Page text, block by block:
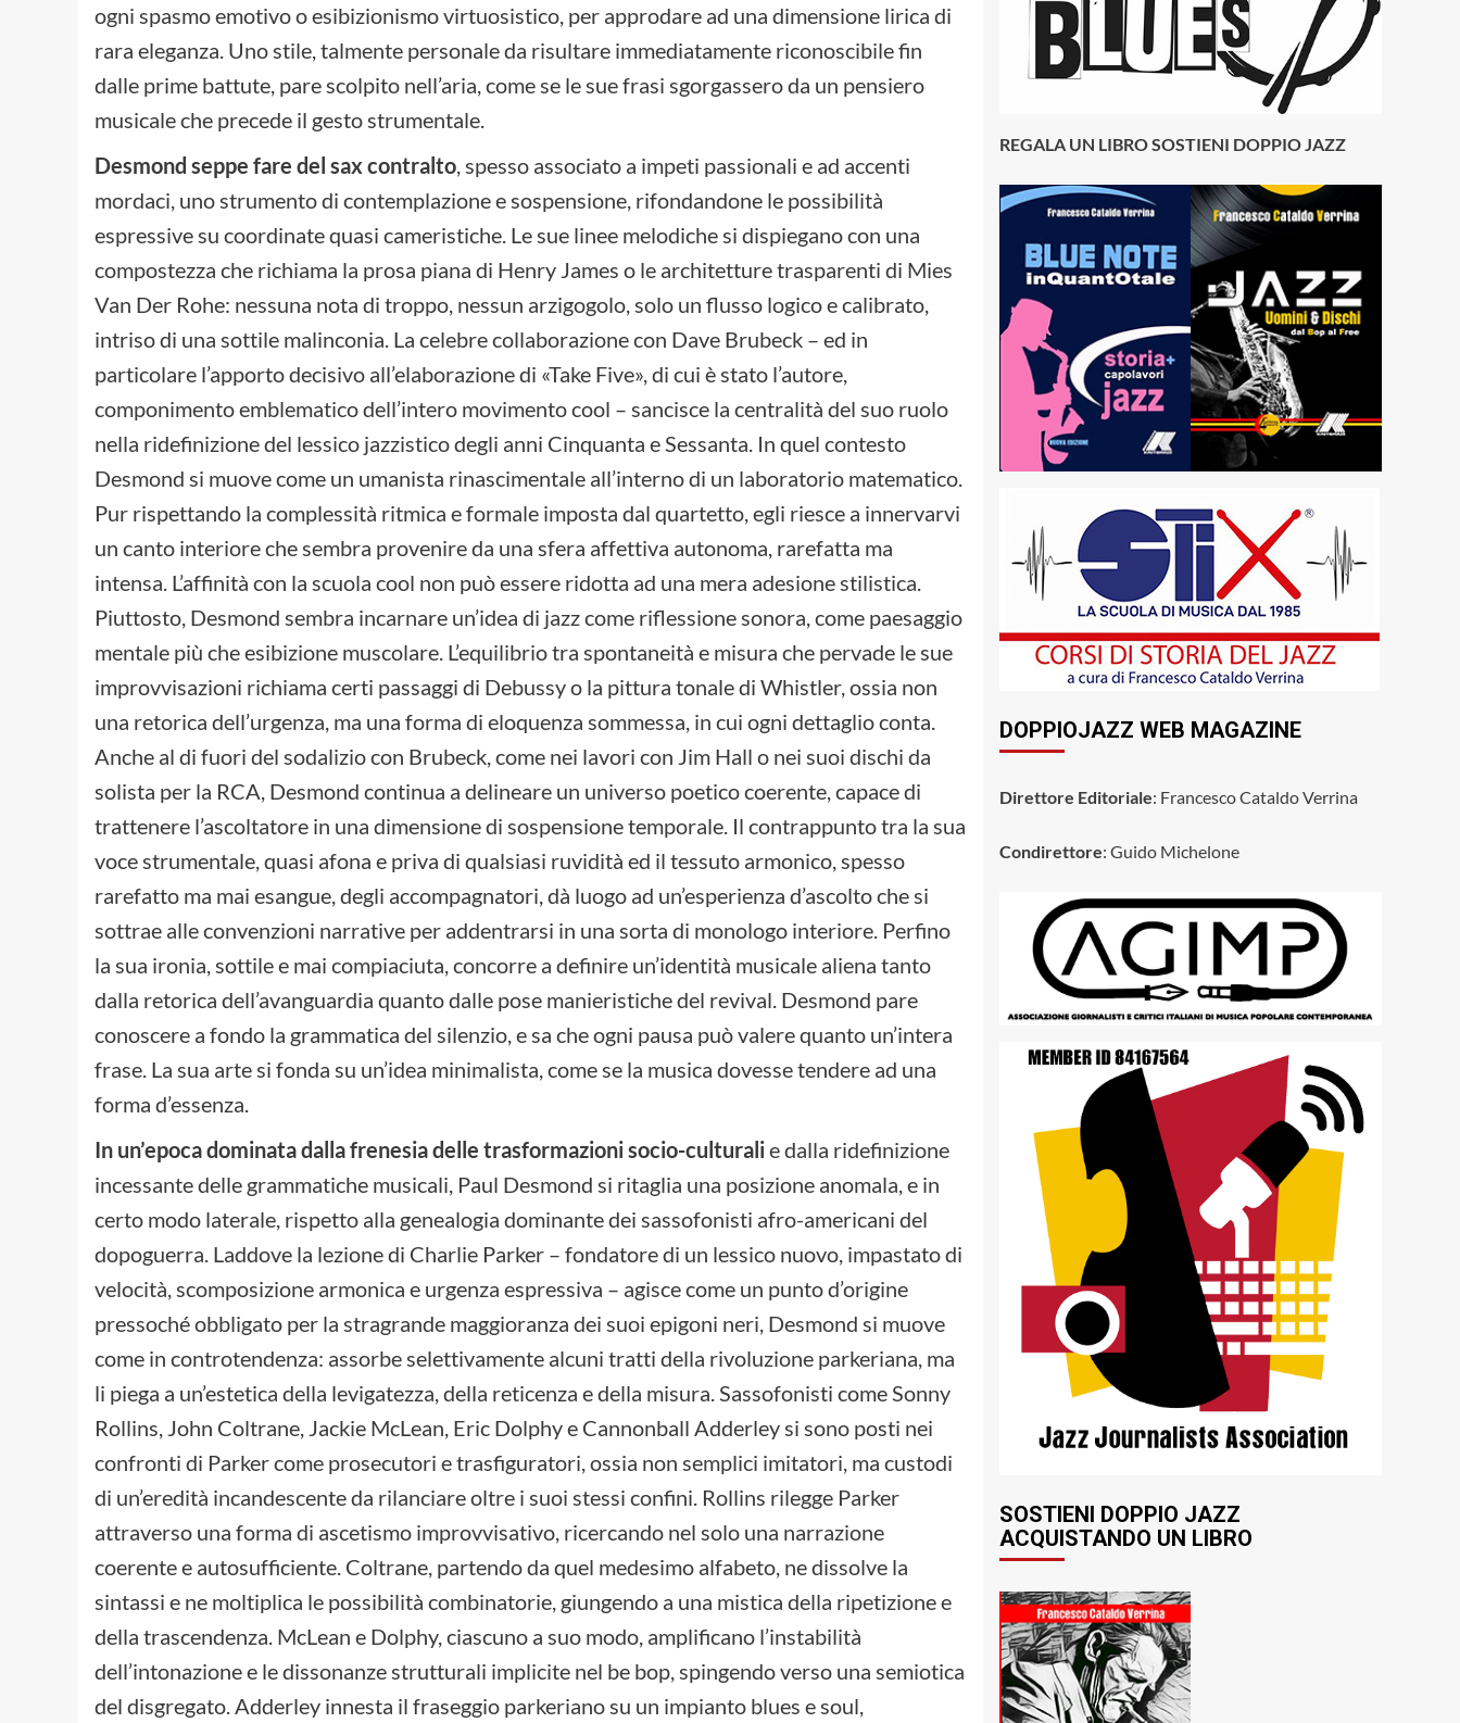
ogni spasmo emotivo o esibizionismo virtuosistico, per approdare ad una dimensione lirica di
rara eleganza. Uno stile, talmente personale da risultare immediatamente riconoscibile fin
dalle prime battute, pare scolpito nell’aria, come se le sue frasi sgorgassero da un pensiero
musicale che precede il gesto strumentale.
Desmond seppe fare del sax contralto, spesso associato a impeti passionali e ad accenti
mordaci, uno strumento di contemplazione e sospensione, rifondandone le possibilità
espressive su coordinate quasi cameristiche. Le sue linee melodiche si dispiegano con una
compostezza che richiama la prosa piana di Henry James o le architetture trasparenti di Mies
Van Der Rohe: nessuna nota di troppo, nessun arzigogolo, solo un flusso logico e calibrato,
intriso di una sottile malinconia. La celebre collaborazione con Dave Brubeck – ed in
particolare l’apporto decisivo all’elaborazione di «Take Five», di cui è stato l’autore,
componimento emblematico dell’intero movimento cool – sancisce la centralità del suo ruolo
nella ridefinizione del lessico jazzistico degli anni Cinquanta e Sessanta. In quel contesto
Desmond si muove come un umanista rinascimentale all’interno di un laboratorio matematico.
Pur rispettando la complessità ritmica e formale imposta dal quartetto, egli riesce a innervarvi
un canto interiore che sembra provenire da una sfera affettiva autonoma, rarefatta ma
intensa. L’affinità con la scuola cool non può essere ridotta ad una mera adesione stilistica.
Piuttosto, Desmond sembra incarnare un’idea di jazz come riflessione sonora, come paesaggio
mentale più che esibizione muscolare. L’equilibrio tra spontaneità e misura che pervade le sue
improvvisazioni richiama certi passaggi di Debussy o la pittura tonale di Whistler, ossia non
una retorica dell’urgenza, ma una forma di eloquenza sommessa, in cui ogni dettaglio conta.
Anche al di fuori del sodalizio con Brubeck, come nei lavori con Jim Hall o nei suoi dischi da
solista per la RCA, Desmond continua a delineare un universo poetico coerente, capace di
trattenere l’ascoltatore in una dimensione di sospensione temporale. Il contrappunto tra la sua
voce strumentale, quasi afona e priva di qualsiasi ruvidità ed il tessuto armonico, spesso
rarefatto ma mai esangue, degli accompagnatori, dà luogo ad un’esperienza d’ascolto che si
sottrae alle convenzioni narrative per addentrarsi in una sorta di monologo interiore. Perfino
la sua ironia, sottile e mai compiaciuta, concorre a definire un’identità musicale aliena tanto
dalla retorica dell’avanguardia quanto dalle pose manieristiche del revival. Desmond pare
conoscere a fondo la grammatica del silenzio, e sa che ogni pausa può valere quanto un’intera
frase. La sua arte si fonda su un’idea minimalista, come se la musica dovesse tendere ad una
forma d’essenza.
In un’epoca dominata dalla frenesia delle trasformazioni socio-culturalie dalla ridefinizione
incessante delle grammatiche musicali, Paul Desmond si ritaglia una posizione anomala, e in
certo modo laterale, rispetto alla genealogia dominante dei sassofonisti afro-americani del
dopoguerra. Laddove la lezione di Charlie Parker – fondatore di un lessico nuovo, impastato di
velocità, scomposizione armonica e urgenza espressiva – agisce come un punto d’origine
pressoché obbligato per la stragrande maggioranza dei suoi epigoni neri, Desmond si muove
come in controtendenza: assorbe selettivamente alcuni tratti della rivoluzione parkeriana, ma
li piega a un’estetica della levigatezza, della reticenza e della misura. Sassofonisti come Sonny
Rollins, John Coltrane, Jackie McLean, Eric Dolphy e Cannonball Adderley si sono posti nei
confronti di Parker come prosecutori e trasfiguratori, ossia non semplici imitatori, ma custodi
di un’eredità incandescente da rilanciare oltre i suoi stessi confini. Rollins rilegge Parker
attraverso una forma di ascetismo improvvisativo, ricercando nel solo una narrazione
coerente e autosufficiente. Coltrane, partendo da quel medesimo alfabeto, ne dissolve la
sintassi e ne moltiplica le possibilità combinatorie, giungendo a una mistica della ripetizione e
della trascendenza. McLean e Dolphy, ciascuno a suo modo, amplificano l’instabilità
dell’intonazione e le dissonanze strutturali implicite nel be bop, spingendo verso una semiotica
del disgregato. Adderley innesta il fraseggio parkeriano su un impianto blues e soul,
REGALA UN LIBRO SOSTIENI DOPPIO JAZZ
DOPPIOJAZZ WEB MAGAZINE
Direttore Editoriale: Francesco Cataldo Verrina
Condirettore: Guido Michelone
SOSTIENI DOPPIO JAZZ
ACQUISTANDO UN LIBRO